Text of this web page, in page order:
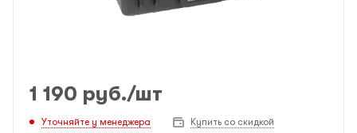
1 190 руб./шт
Уточняйте у менеджера Купить со скидкой